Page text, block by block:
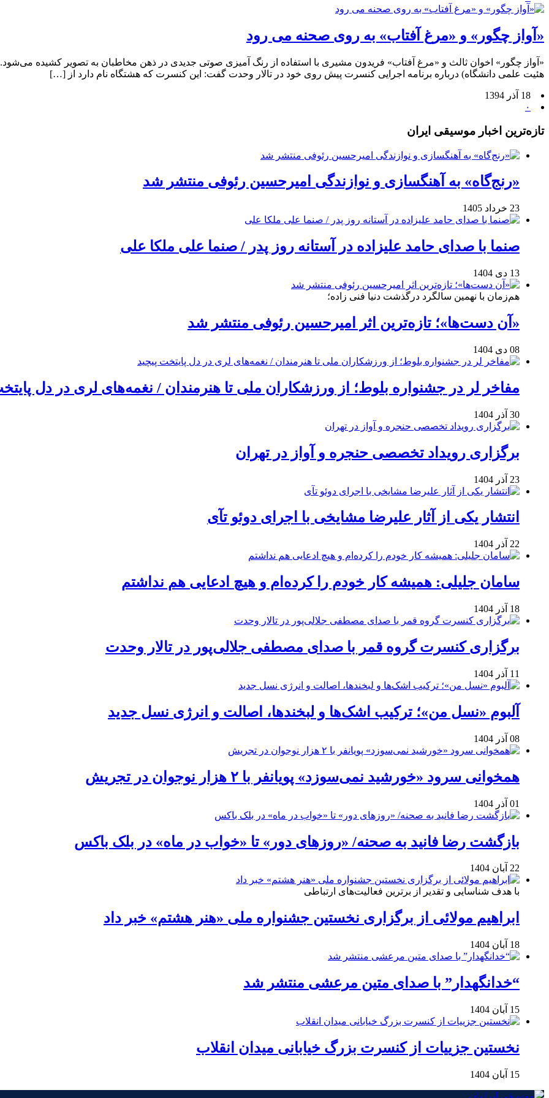
«آواز چگور» و «مرغ آفتاب» به روی صحنه می رود
«آواز چگور» اخوان ثالث و «مرغ آفتاب» فریدون مشیری با استفاده از رنگ آمیزی صوتی جدیدی در ذهن مخاطبان به تصویر کشیده
هئیت علمی دانشگاه) درباره برنامه اجرایی کنسرت پیش روی خود در تالار وحدت گفت: این کنسرت که هشتگاه نام دارد از […]
18 آذر 1394
۰
تازه‌ترین اخبار موسیقی ایران
«رنج‌گاه» به آهنگسازی و نوازندگی امیرحسین رئوفی منتشر شد
23 خرداد 1405
صنما با صدای حامد علیزاده در آستانه روز پدر / صنما علی ملکا علی
13 دی 1404
هم‌زمان با نهمین سالگرد درگذشت دنیا فنی زاده؛
«آن دست‌ها»؛ تازه‌ترین اثر امیرحسین رئوفی منتشر شد
08 دی 1404
مفاخر لر در جشنواره بلوط؛ از ورزشکاران ملی تا هنرمندان / نغمه‌های لری در دل
30 آذر 1404
برگزاری رویداد تخصصی حنجره و آواز در تهران
23 آذر 1404
انتشار یکی از آثار علیرضا مشایخی با اجرای دوئو تآی
22 آذر 1404
سامان جلیلی: همیشه کار خودم را کرده‌ام و هیچ ادعایی هم نداشتم
18 آذر 1404
برگزاری کنسرت گروه قمر با صدای مصطفی جلالی‌پور در تالار وحدت
11 آذر 1404
آلبوم «نسل من»؛ ترکیب اشک‌ها و لبخندها، اصالت و انرژی نسل جدید
08 آذر 1404
همخوانی سرود «خورشید نمی‌سوزد» پویانفر با ۲ هزار نوجوان در تجریش
01 آذر 1404
بازگشت رضا فانید به صحنه/ «روزهای دور» تا «خواب در ماه» در بلک باکس
22 آبان 1404
با هدف شناسایی و تقدیر از برترین فعالیت‌های ارتباطی
ابراهیم مولائی از برگزاری نخستین جشنواره ملی «هنر هشتم» خبر داد
18 آبان 1404
“خدانگهدار” با صدای متین مرعشی منتشر شد
15 آبان 1404
نخستین جزییات از کنسرت بزرگ خیابانی میدان انقلاب
15 آبان 1404